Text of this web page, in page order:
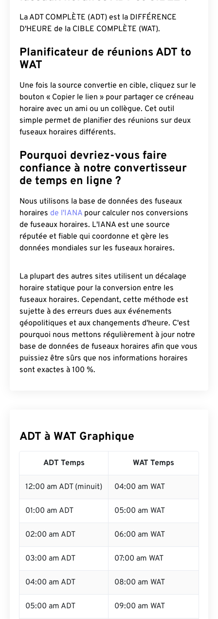
La ADT COMPLÈTE (ADT) est la DIFFÉRENCE
D'HEURE de la CIBLE COMPLÈTE (WAT).
Planificateur de réunions ADT to
WAT
Une fois la source convertie en cible, cliquez sur le
bouton « Copier le lien » pour partager ce créneau
horaire avec un ami ou un collègue. Cet outil
simple permet de planifier des réunions sur deux
fuseaux horaires différents.
Pourquoi devriez-vous faire
confiance à notre convertisseur
de temps en ligne ?
Nous utilisons la base de données des fuseaux
horaires de l'IANA pour calculer nos conversions
de fuseaux horaires. L'IANA est une source
réputée et fiable qui coordonne et gère les
données mondiales sur les fuseaux horaires.
La plupart des autres sites utilisent un décalage
horaire statique pour la conversion entre les
fuseaux horaires. Cependant, cette méthode est
sujette à des erreurs dues aux événements
géopolitiques et aux changements d'heure. C'est
pourquoi nous mettons régulièrement à jour notre
base de données de fuseaux horaires afin que vous
puissiez être sûrs que nos informations horaires
sont exactes à 100 %.
ADT à WAT Graphique
ADT Temps WAT Temps
12:00 am ADT (minuit) 04:00 am WAT
01:00 am ADT 05:00 am WAT
02:00 am ADT 06:00 am WAT
03:00 am ADT 07:00 am WAT
04:00 am ADT 08:00 am WAT
05:00 am ADT 09:00 am WAT